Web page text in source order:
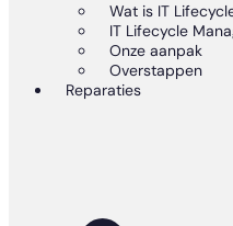
Wat is IT
IT Lifecycle
Onze aanpak
Overstappen
Reparaties